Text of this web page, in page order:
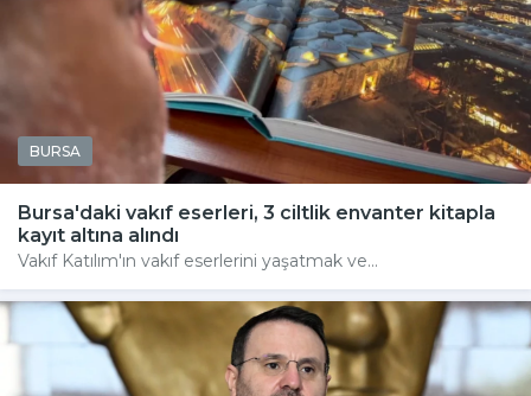
BURSA
Bursa'daki vakıf eserleri, 3 ciltlik envanter kitapla
kayıt altına alındı
Vakıf Katılım'ın vakıf eserlerini yaşatmak ve...